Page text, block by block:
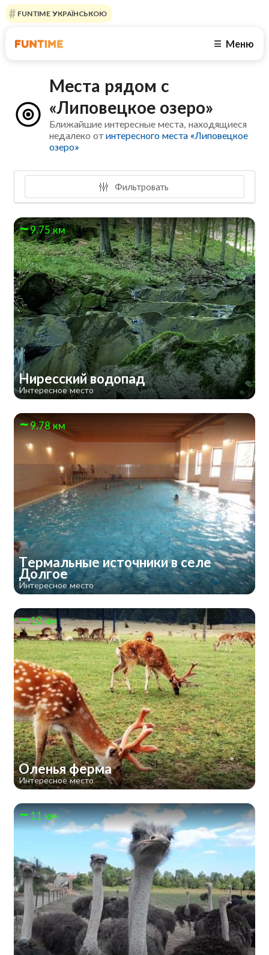
FUNTIME УКРАЇНСЬКОЮ
☰ Меню
Места рядом с
«Липовецкое озеро»
Ближайшие интересные места, находящиеся
недалеко отинтересного места «Липовецкое
озеро»
Фильтровать
9.75 км
Ниресский водопад
Интересное место
9.78 км
Термальные источники в селе
Долгое
Интересное место
10 км
Оленья ферма
Интересное место
11 км